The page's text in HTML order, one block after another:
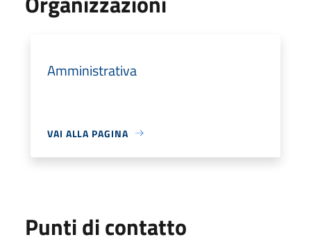
Amministrativa
VAI ALLA PAGINA
Punti di contatto